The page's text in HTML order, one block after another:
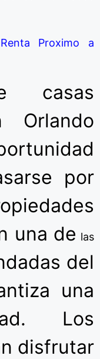
Proximo a
casas
Orlando
por
una de las
del
una
Los
disfrutar